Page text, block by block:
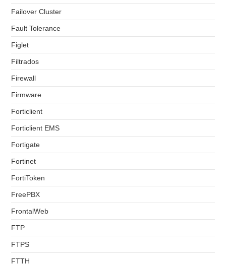
Failover Cluster
Fault Tolerance
Figlet
Filtrados
Firewall
Firmware
Forticlient
Forticlient EMS
Fortigate
Fortinet
FortiToken
FreePBX
FrontalWeb
FTP
FTPS
FTTH